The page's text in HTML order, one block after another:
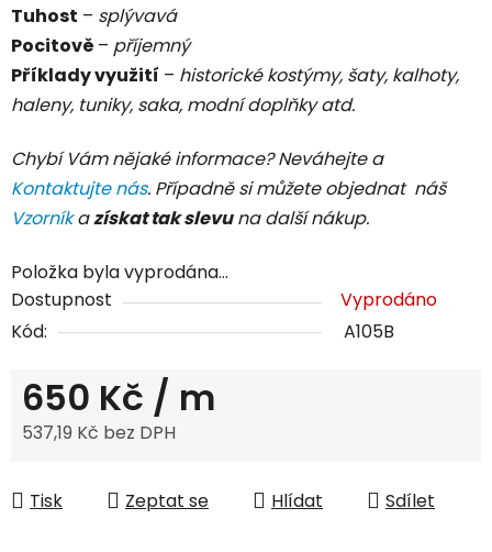
Tuhost – splývavá
Pocitově – příjemný
Příklady využití – historické kostýmy, šaty, kalhoty,
haleny, tuniky, saka, modní doplňky atd.
Chybí Vám nějaké informace? Neváhejte a
Kontaktujte nás. Případně si můžete objednat náš
Vzorníkazískat tak slevuna další nákup.
Položka byla vyprodána…
Dostupnost
Vyprodáno
Kód:
A105B
650 Kč / m
537,19 Kč bez DPH
Tisk
Zeptat se Hlídat Sdílet